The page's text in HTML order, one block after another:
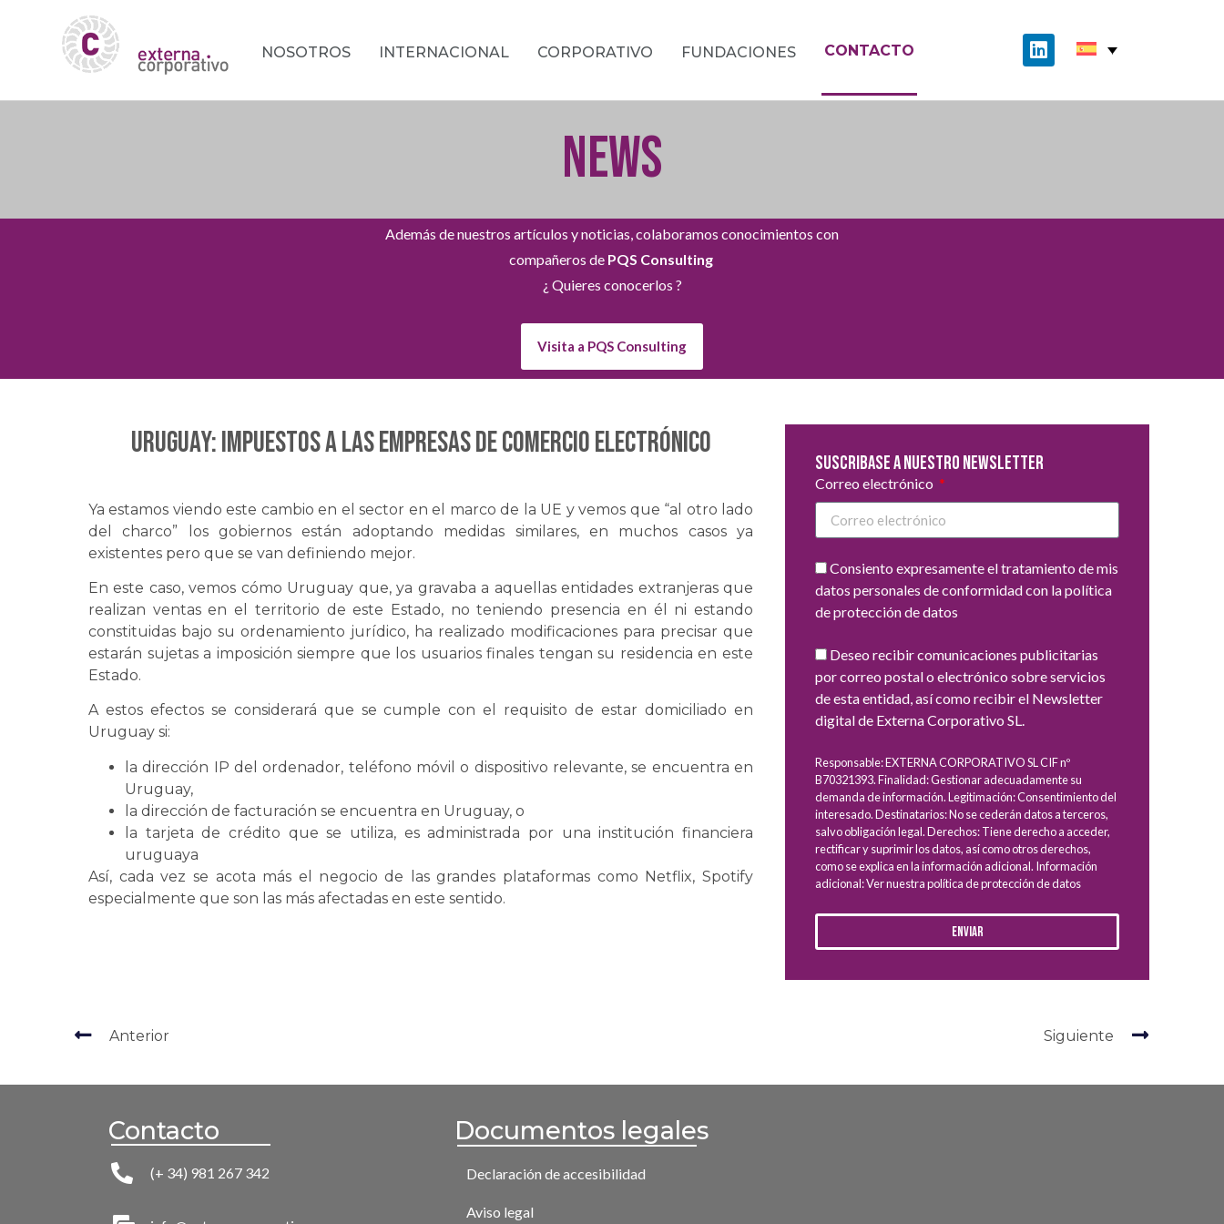
NOSOTROS INTERNACIONAL CORPORATIVO FUNDACIONES CONTACTO
NEWS
Además de nuestros artículos y noticias, colaboramos conocimientos con
compañeros de PQS Consulting
¿ Quieres conocerlos ?
Visita a PQS Consulting
URUGUAY: Impuestos a las empresas de comercio electrónico
Ya estamos viendo este cambio en el sector en el marco de la UE y vemos que “al otro lado
del charco” los gobiernos están adoptando medidas similares, en muchos casos ya
existentes pero que se van definiendo mejor.
En este caso, vemos cómo Uruguay que, ya gravaba a aquellas entidades extranjeras que
realizan ventas en el territorio de este Estado, no teniendo presencia en él ni estando
constituidas bajo su ordenamiento jurídico, ha realizado modificaciones para precisar que
estarán sujetas a imposición siempre que los usuarios finales tengan su residencia en este
Estado.
A estos efectos se considerará que se cumple con el requisito de estar domiciliado en
Uruguay si:
la dirección IP del ordenador, teléfono móvil o dispositivo relevante, se encuentra en
Uruguay,
la dirección de facturación se encuentra en Uruguay, o
la tarjeta de crédito que se utiliza, es administrada por una institución financiera
uruguaya
Así, cada vez se acota más el negocio de las grandes plataformas como Netflix, Spotify
especialmente que son las más afectadas en este sentido.
Suscribase a nuestro newsletter
Correo electrónico
Consiento expresamente el tratamiento de mis
datos personales de conformidad con la política
de protección de datos
Deseo recibir comunicaciones publicitarias
por correo postal o electrónico sobre servicios
de esta entidad, así como recibir el Newsletter
digital de Externa Corporativo SL.
Responsable: EXTERNA CORPORATIVO SL CIF nº
B70321393. Finalidad: Gestionar adecuadamente su
demanda de información. Legitimación: Consentimiento del
interesado. Destinatarios: No se cederán datos a terceros,
salvo obligación legal. Derechos: Tiene derecho a acceder,
rectificar y suprimir los datos, así como otros derechos,
como se explica en la información adicional. Información
adicional: Ver nuestra política de protección de datos
Enviar
Anterior Siguiente
Contacto
(+ 34) 981 267 342
Documentos legales
Declaración de accesibilidad
Aviso legal